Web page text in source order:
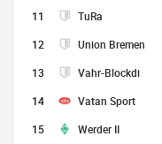
11 TuRa
12 Union Bremen
13 Vahr-Blockdi
14 Vatan Sport
15 Werder II